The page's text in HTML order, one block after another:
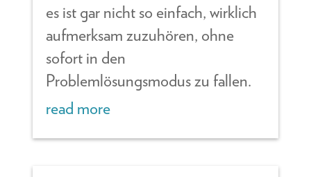
es ist gar nicht so einfach, wirklich
aufmerksam zuzuhören, ohne
sofort in den
Problemlösungsmodus zu fallen.
read more